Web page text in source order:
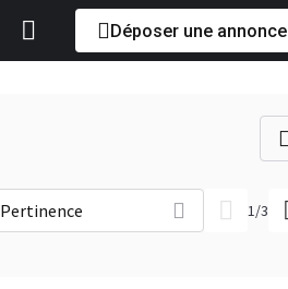
Déposer une annonce
Pertinence 1/3